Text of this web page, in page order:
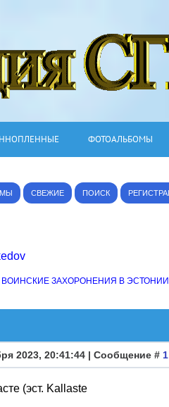
ФОТОАЛЬБОМЫ
СВЕЖИЕ ПОИСК
ВОИНСКИЕ ЗАХОРОНЕНИЯ В ЭСТОНИИ
2023, 20:41:44 | Сообщение # 1
(эст. Kallaste